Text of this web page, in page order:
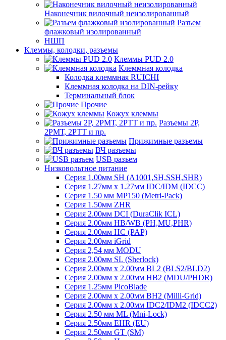
Наконечник вилочный неизолированный
Разъем
флажковый изолированный
НШП
Клеммы, колодки, разъемы
Клеммы PUD 2.0
Клеммная колодка
Колодка клеммная RUICHI
Клеммная колодка на DIN-рейку
Терминальный блок
Прочие
Кожух клеммы
Разъемы 2Р,
2РМТ, 2РТТ и пр.
Прижимные разъемы
ВЧ разъемы
USB разъем
Низковольтное питание
Серия 1.00мм SH (A1001,SH,SSH,SHR)
Серия 1.27мм x 1.27мм IDC/IDM (IDCC)
Серия 1.50 мм MP150 (Metri-Pack)
Серия 1.50мм ZHR
Серия 2.00мм DCI (DuraClik ICL)
Серия 2.00мм HB/WB (PH,MU,PHR)
Серия 2.00мм HC (PAP)
Серия 2.00мм iGrid
Серия 2,54 мм MODU
Серия 2.00мм SL (Sherlock)
Серия 2.00мм x 2.00мм BL2 (BLS2/BLD2)
Серия 2.00мм x 2.00мм HB2 (MDU/PHDR)
Серия 1.25мм PicoBlade
Серия 2.00мм х 2.00мм BH2 (Milli-Grid)
Серия 2.00мм х 2.00мм IDC2/IDM2 (IDCC2)
Серия 2.50 мм ML (Mni-Lock)
Серия 2.50мм EHR (EU)
Серия 2.50мм GT (SM)